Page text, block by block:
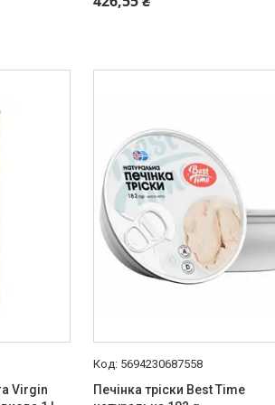
Virgin
5694230687558
Печінка тріски Best Time